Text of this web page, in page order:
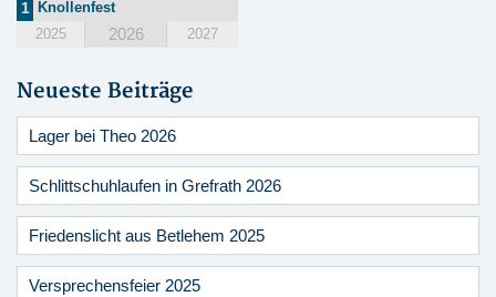
1
Knollenfest
2025
2026 2027
Neueste Beiträge
Lager bei Theo 2026
Schlittschuhlaufen in Grefrath 2026
Friedenslicht aus Betlehem 2025
Versprechensfeier 2025